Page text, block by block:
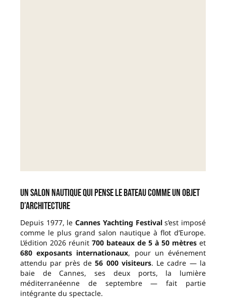
Un salon nautique qui pense le bateau comme un objet
d’architecture
Depuis 1977, leCannes Yachting Festivals’est imposé
comme le plus grand salon nautique à flot d’Europe.
L’édition 2026 réunit 700 bateaux de 5 à 50 mètres et
680 exposants internationaux, pour un événement
attendu par près de56 000 visiteurs. Le cadre — la
baie de Cannes, ses deux ports, la lumière
méditerranéenne de septembre — fait partie
intégrante du spectacle.